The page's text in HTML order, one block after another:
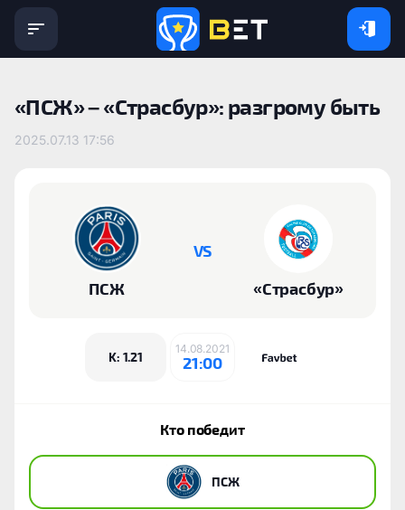
«‎ПСЖ» – «‎Страсбур»: разгрому быть
2025.07.13 17:56
‎ПСЖ
VS
«Страсбур»
K: 1.21
14.08.2021
21:00
Кто победит
‎ПСЖ